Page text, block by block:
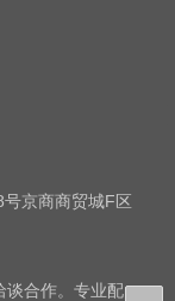
京商商贸城F区
谈合作。专业配